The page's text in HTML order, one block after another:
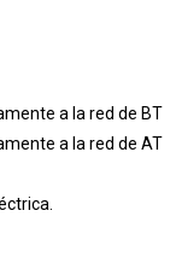
a la red de BT
a la red de AT